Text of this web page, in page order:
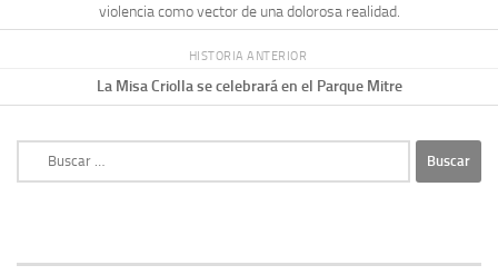
violencia como vector de una dolorosa realidad.
HISTORIA ANTERIOR
La Misa Criolla se celebrará en el Parque Mitre